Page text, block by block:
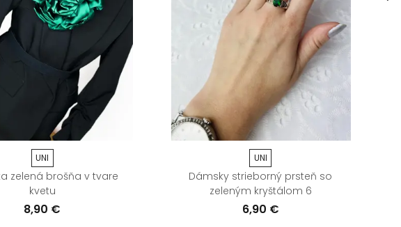
UNI
zelená brošňa v tvare
kvetu
8,90 €
UNI
Dámsky strieborný prsteň so
zeleným kryštálom 6
6,90 €